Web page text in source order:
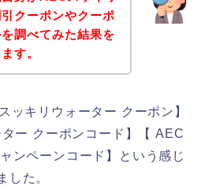
クーポンやクーポ
調べてみた結果を
す。
ッキリウォーター クーポン】
ー クーポンコード】【 AEC
ンペーンコード】という感じ
した。